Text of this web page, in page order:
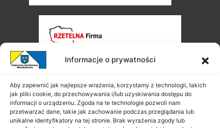
Informacje o prywatności
Aby zapewnić jak najlepsze wrażenia, korzystamy z technologii, takich
jak pliki cookie, do przechowywania i/lub uzyskiwania dostępu do
informacji o urządzeniu. Zgoda na te technologie pozwoli nam
przetwarzać dane, takie jak zachowanie podczas przeglądania lub
unikalne identyfikatory na tej stronie. Brak wyrażenia zgody lub